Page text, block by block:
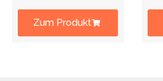
Zum Produkt